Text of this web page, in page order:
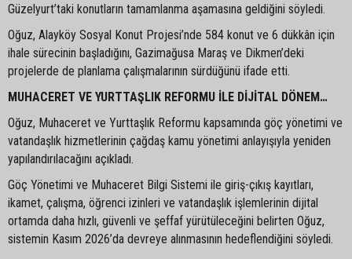
Güzelyurt’taki konutların tamamlanma aşamasına geldiğini söyledi.
Oğuz, Alayköy Sosyal Konut Projesi’nde 584 konut ve 6 dükkân için
ihale sürecinin başladığını, Gazimağusa Maraş ve Dikmen’deki
projelerde de planlama çalışmalarının sürdüğünü ifade etti.
MUHACERET VE YURTTAŞLIK REFORMU İLE DİJİTAL DÖNEM…
Oğuz, Muhaceret ve Yurttaşlık Reformu kapsamında göç yönetimi ve
vatandaşlık hizmetlerinin çağdaş kamu yönetimi anlayışıyla yeniden
yapılandırılacağını açıkladı.
Göç Yönetimi ve Muhaceret Bilgi Sistemi ile giriş-çıkış kayıtları,
ikamet, çalışma, öğrenci izinleri ve vatandaşlık işlemlerinin dijital
ortamda daha hızlı, güvenli ve şeffaf yürütüleceğini belirten Oğuz,
sistemin Kasım 2026’da devreye alınmasının hedeflendiğini söyledi.